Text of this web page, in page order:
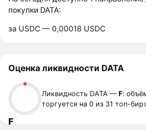
покупки DATA:
за USDC — 0,00018 USDC
Оценка ликвидности DATA
F
Ликвидность DATA —F:
торгуется на 0 из 31 топ-